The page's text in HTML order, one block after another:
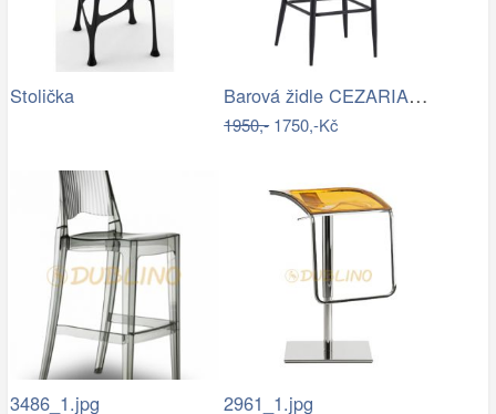
Stolička Barová židle CEZARIA Tempo Kondela
1950,-1750,-Kč
3486_1.jpg 2961_1.jpg